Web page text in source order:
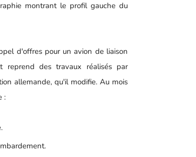
montrant le profil gauche du
d'offres pour un avion de liaison
reprend des travaux réalisés par
allemande, qu'il modifie. Au mois
: